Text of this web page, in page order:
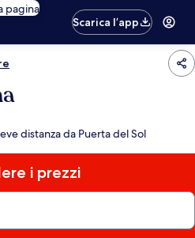
pagina
Scarica l’app
distanza da Puerta del Sol
i prezzi